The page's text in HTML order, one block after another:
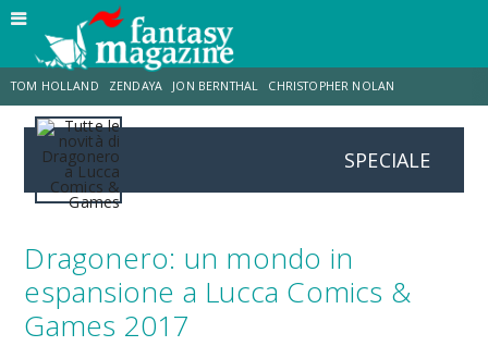
TOM HOLLAND ZENDAYA JON BERNTHAL CHRISTOPHER NOLAN
STRANIMONDI LUCCA COMICS & GAMES JACOB BATALON
SPECIALE
Dragonero: un mondo in
espansione a Lucca Comics &
Games 2017